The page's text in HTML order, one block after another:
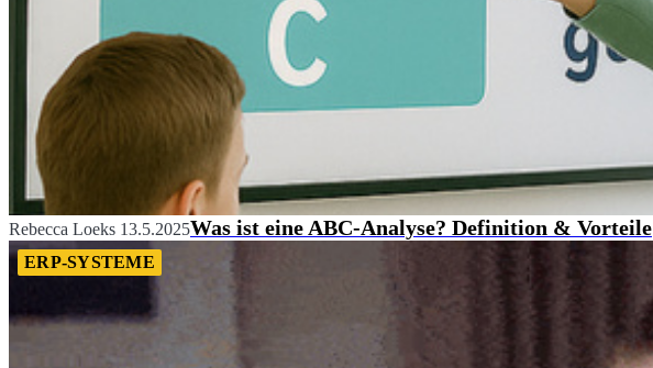
Rebecca Loeks 13.5.2025Was ist eine ABC-Analyse? Definition & Vorteile
ERP-SYSTEME